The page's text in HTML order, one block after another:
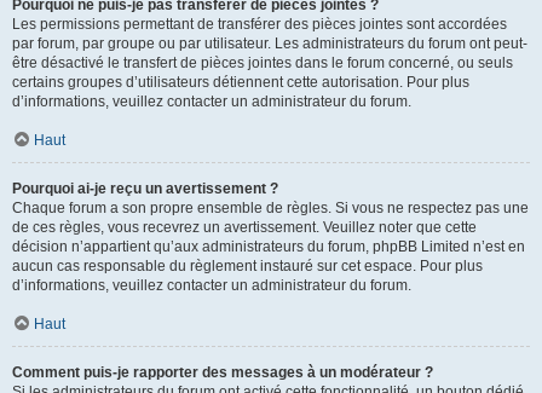
Pourquoi ne puis-je pas transférer de pièces jointes ?
Les permissions permettant de transférer des pièces jointes sont accordées
par forum, par groupe ou par utilisateur. Les administrateurs du forum ont peut-
être désactivé le transfert de pièces jointes dans le forum concerné, ou seuls
certains groupes d’utilisateurs détiennent cette autorisation. Pour plus
d’informations, veuillez contacter un administrateur du forum.
Haut
Pourquoi ai-je reçu un avertissement ?
Chaque forum a son propre ensemble de règles. Si vous ne respectez pas une
de ces règles, vous recevrez un avertissement. Veuillez noter que cette
décision n’appartient qu’aux administrateurs du forum, phpBB Limited n’est en
aucun cas responsable du règlement instauré sur cet espace. Pour plus
d’informations, veuillez contacter un administrateur du forum.
Haut
Comment puis-je rapporter des messages à un modérateur ?